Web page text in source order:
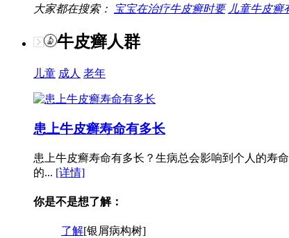
大家都在搜索：
宝宝在治疗牛皮癣时要 儿童牛皮癣
牛皮癣人群
儿童 成人 老年
患上牛皮癣寿命有多长
患上牛皮癣寿命有多长？生病总会影响到个人的寿
的... [详情]
你是不是想了解：
了解[银屑病构树]